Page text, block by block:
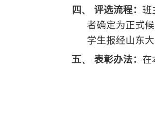
四、
评选流程： 班
者确定为正式
学生报经山东
五、
表彰办法： 在